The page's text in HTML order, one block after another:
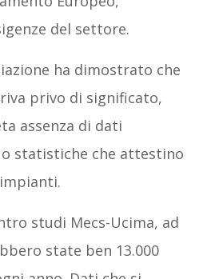
del settore.
ha dimostrato che
privo di significato,
assenza di dati
statistiche che attestino
studi Mecs-Ucima, ad
state ben 13.000